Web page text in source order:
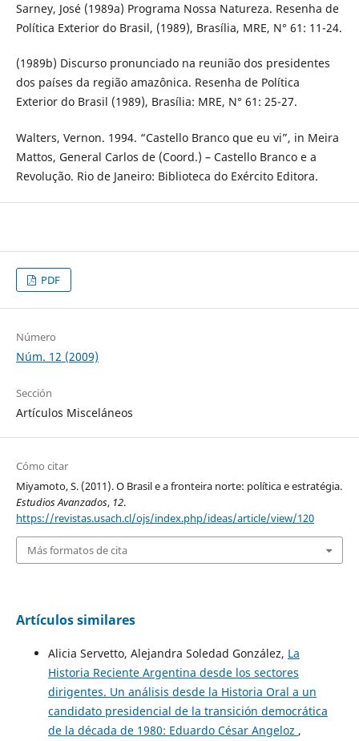
Sarney, José (1989a) Programa Nossa Natureza. Resenha de
Política Exterior do Brasil, (1989), Brasília, MRE, N° 61: 11-24.
(1989b) Discurso pronunciado na reunião dos presidentes
dos países da região amazônica. Resenha de Política
Exterior do Brasil (1989), Brasília: MRE, N° 61: 25-27.
Walters, Vernon. 1994. “Castello Branco que eu vi”, in Meira
Mattos, General Carlos de (Coord.) – Castello Branco e a
Revolução. Rio de Janeiro: Biblioteca do Exército Editora.
PDF
Número
Núm. 12 (2009)
Sección
Artículos Misceláneos
Cómo citar
Miyamoto, S. (2011). O Brasil e a fronteira norte: política e estratégia.
Estudios Avanzados, 12.
https://revistas.usach.cl/ojs/index.php/ideas/article/view/120
Más formatos de cita
Artículos similares
Alicia Servetto, Alejandra Soledad González, La
Historia Reciente Argentina desde los sectores
dirigentes. Un análisis desde la Historia Oral a un
candidato presidencial de la transición democrática
de la década de 1980: Eduardo César Angeloz ,